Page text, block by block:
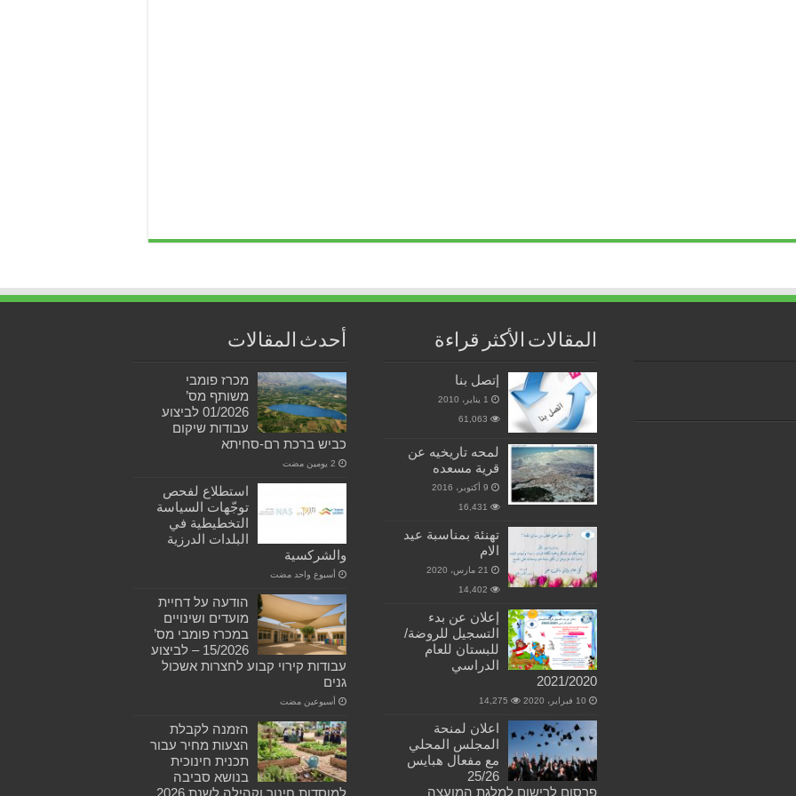
المقالات الأكثر قراءة
إتصل بنا
1 يناير، 2010
61,063
لمحه تاريخيه عن
قرية مسعده
9 أكتوبر، 2016
16,431
تهنئة بمناسبة عيد
الام
21 مارس، 2020
14,402
إعلان عن بدء
التسجيل للروضة/
للبستان للعام
الدراسي
2021/2020
10 فبراير، 2020 14,275
اعلان لمنحة
المجلس المحلي
مع مفعال هبايس
25/26
פרסום לרישום למלגת המועצה
أحدث المقالات
מכרז פומבי
משותף מס’
01/2026 לביצוע
עבודות שיקום
כביש ברכת רם-סחיתא
استطلاع لفحص
توجّهات السياسة
التخطيطية في
البلدات الدرزية
والشركسية
‏أسبوع واحد مضت
הודעה על דחיית
מועדים ושינויים
במכרז פומבי מס’
15/2026 – לביצוע
עבודות קירוי קבוע לחצרות אשכול
גנים
‏أسبوعين مضت
הזמנה לקבלת
הצעות מחיר עבור
תכנית חינוכית
בנושא סביבה
למוסדות חינוך וקהילה לשנת 2026